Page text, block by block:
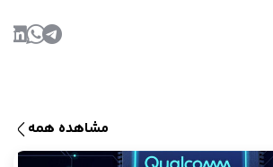
مشاهده همه